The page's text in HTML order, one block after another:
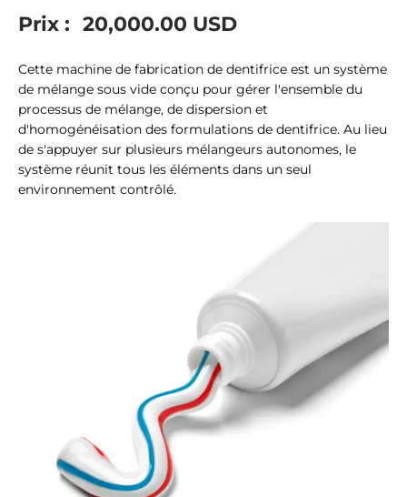
Prix : 20,000.00 USD
Cette machine de fabrication de dentifrice est un système
de mélange sous vide conçu pour gérer l'ensemble du
processus de mélange, de dispersion et
d'homogénéisation des formulations de dentifrice. Au lieu
de s'appuyer sur plusieurs mélangeurs autonomes, le
système réunit tous les éléments dans un seul
environnement contrôlé.